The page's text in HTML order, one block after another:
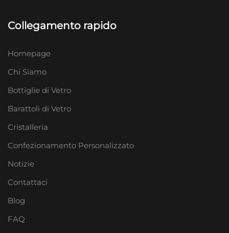
Collegamento rapido
Homepage
Chi Siamo
Bottiglie di Vetro
Barattoli di Vetro
Cristalleria
Confezionamento Personalizzato
Notizie
Contattaci
Blog
FAQ